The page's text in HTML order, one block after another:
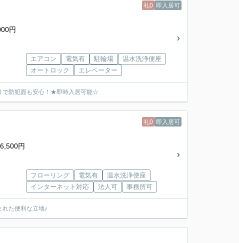
礼0 即入居可
円
エアコン 電気有 駐輪場
温水洗浄便座
オートロック
エレベーター
で防犯面も安心！★即時入居可能☆
礼0 即入居可
円
フローリング 電気有
温水洗浄便座
インターネット対応
法人可 事務所可
た便利な立地♪